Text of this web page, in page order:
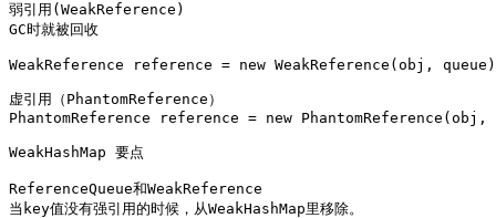
弱引用(WeakReference)
GC时就被回收
WeakReference reference = new WeakReference(obj,
虚引用（PhantomReference）
PhantomReference reference = new
WeakHashMap 要点
ReferenceQueue和WeakReference
当key值没有强引用的时候，从WeakHashMap里移除。